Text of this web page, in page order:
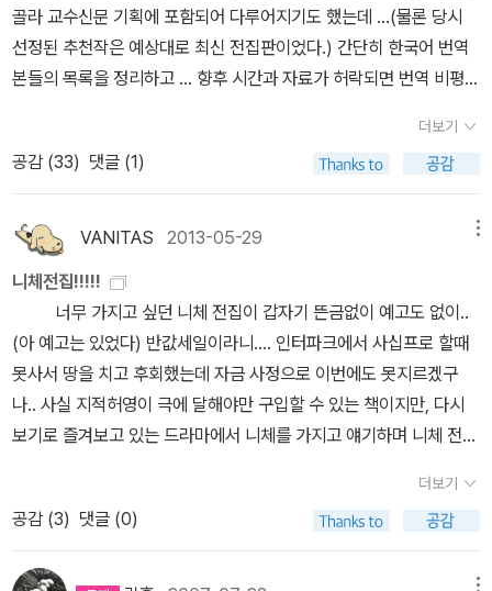
골라 교수신문 기획에 포함되어 다루어지기도 했는데 ...(물론 당시
선정된 추천작은 예상대로 최신 전집판이었다.) 간단히 한국어 번역
본들의 목록을 정리하고 ... 향후 시간과 자료가 허락되면 번역 비평까
면 더 좋겠지만 ...독일어판이 수중에 없는 관계로! (사실 뭐, 있다 한
들 그닥!) 오래된 자료들은 일단 국립중앙도서관 서지사항을 위주로
정리한다. 1. 짜라투스트라는 이렇게 말하였다. 朴俊澤 옮김, 박영
사, 1959.교양선서.국립중앙도서관에는 1964년으로 표기. 일단 소
장도서 중에서는 연대가 가장 오래된 것으로 확인된다.박준택은 그밖
에도 박영사에서 [이 사람을 보라](1968), [비극의 탄생](1971),
[즐거운 지식](1985), [선악의 피안](2004) 등을 꾸준히 펴내었다.
이런 소품들은 주로 박영문고로 출간되었고, [짜라투스트라]도 197
5년부터는 두 권으로 분책되어 박영문고(58, 59권)로 출간되게 된
다. 주지하듯, 박영문고는 (70년대의 다른 문고판들이 그러하듯) 일
본의 저 유명한 이와나미분코(岩波文庫)를 모델로 삼았다. 교수신
문에 실린 박찬국의 [비극의 탄생]에 대한 번역 비평에서 이에 대한
지적이 있다. 하지만 [짜라투스트라]의 경우, 岩波文庫에서 氷上
이 참조했을 것으로 추측되는 일역본은 竹山道雄의 [ツアラトスト
더보기
공감 (33) 댓글 (1)
VANITAS 2013-05-29
니체전집!!!!!
너무 가지고 싶던 니체 전집이 갑자기 뜬금없이 예고도 없이..
(아 예고는 있었다) 반값세일이라니.... 인터파크에서 사십프로 할때
못사서 땅을 치고 후회했는데 자금 사정으로 이번에도 못지르겠구
나.. 사실 지적허영이 극에 달해야만 구입할 수 있는 책이지만, 다시
보기로 즐겨보고 있는 드라마에서 니체를 가지고 얘기하며 니체 전집
설이... 여튼 자금되시는 분들은 이 기회 언제올지 모르니 잡으시길 흑
흑.. 아. 아름다워라. 최근에 나온 니체 관련서들
도 만나보세요들.. 엄청 많이 나왔답니다.
더보기
공감 (3) 댓글 (0)